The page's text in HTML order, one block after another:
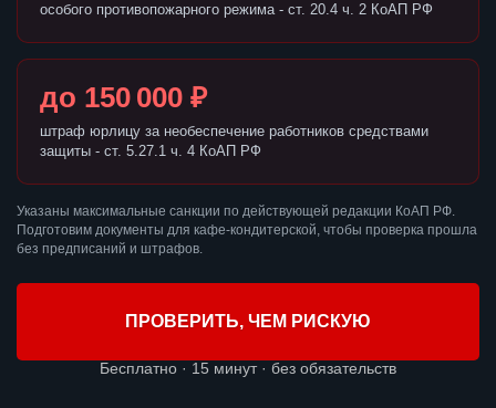
особого противопожарного режима - ст. 20.4 ч. 2 КоАП РФ
до 150 000 ₽
штраф юрлицу за необеспечение работников средствами
защиты - ст. 5.27.1 ч. 4 КоАП РФ
Указаны максимальные санкции по действующей редакции КоАП РФ.
Подготовим документы для кафе-кондитерской, чтобы проверка прошла
без предписаний и штрафов.
ПРОВЕРИТЬ, ЧЕМ РИСКУЮ
Бесплатно · 15 минут · без обязательств